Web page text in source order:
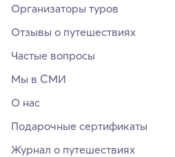
Организаторы туров
Отзывы о путешествиях
Частые вопросы
Мы в СМИ
О нас
Подарочные сертификаты
Журнал о путешествиях